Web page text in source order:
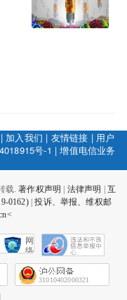
| 加入我们 | 友情链接 | 用户
号-1 |增值电信业务
载.著作权声明 法律声明
互
0162)|投诉、举报、维权邮
网
络
会
征
31010402000321